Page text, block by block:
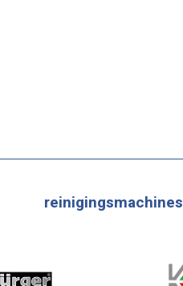
reinigingsmachines